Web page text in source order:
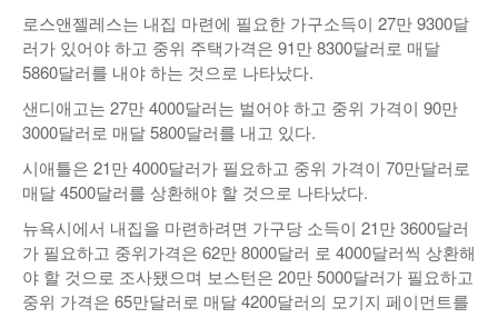
로스앤젤레스는 내집 마련에 필요한 가구소득이 27만 9300달
러가 있어야 하고 중위 주택가격은 91만 8300달러로 매달
5860달러를 내야 하는 것으로 나타났다.
샌디애고는 27만 4000달러는 벌어야 하고 중위 가격이 90만
3000달러로 매달 5800달러를 내고 있다.
시애틀은 21만 4000달러가 필요하고 중위 가격이 70만달러로
매달 4500달러를 상환해야 할 것으로 나타났다.
뉴욕시에서 내집을 마련하려면 가구당 소득이 21만 3600달러
가 필요하고 중위가격은 62만 8000달러 로 4000달러씩 상환해
야 할 것으로 조사됐으며 보스턴은 20만 5000달러가 필요하고
중위 가격은 65만달러로 매달 4200달러의 모기지 페이먼트를